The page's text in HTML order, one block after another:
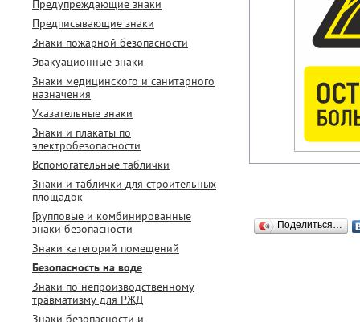
Предупреждающие знаки
Предписывающие знаки
Знаки пожарной безопасности
Эвакуационные знаки
Знаки медицинского и санитарного
назначения
Указательные знаки
Знаки и плакаты по
электробезопасности
Вспомогательные таблички
Знаки и таблички для строительных
площадок
Групповые и комбинированные
знаки безопасности
Знаки категорий помещений
Безопасность на воде
Знаки по непроизводственному
травматизму для РЖД
Знаки безопасности и
Поделиться…